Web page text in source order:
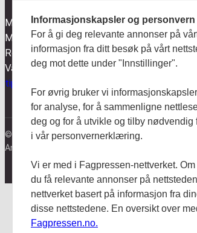
Mentalt Perspektiv utgis av
Mental Helse og redigeres etter
Redaktør-plakaten og
Vær varsom-plakaten.
tips@mentaltperspektiv.no
© Mentalt Perspektiv 2023
Ansvarlig redaktør:
Informasjonskapsler og personvern
For å gi deg relevante annonser på
informasjon fra ditt besøk på vårt
deg mot dette under "Innstillinger".
For øvrig bruker vi
for analyse, for å sammenligne
deg og for å utvikle og tilby nødvendig
i vår personvernerklæring.
Vi er med i Fagpressen-nettverket. Om
du få relevante annonser på
nettverket basert på informasjon fra
disse nettstedene. En oversikt over
Fagpressen.no.